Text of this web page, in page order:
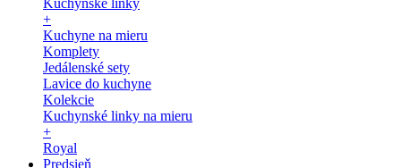
Kuchynské linky
+
Kuchyne na mieru
Komplety
Jedálenské sety
Lavice do kuchyne
Kolekcie
Kuchynské linky na mieru
+
Royal
Predsieň